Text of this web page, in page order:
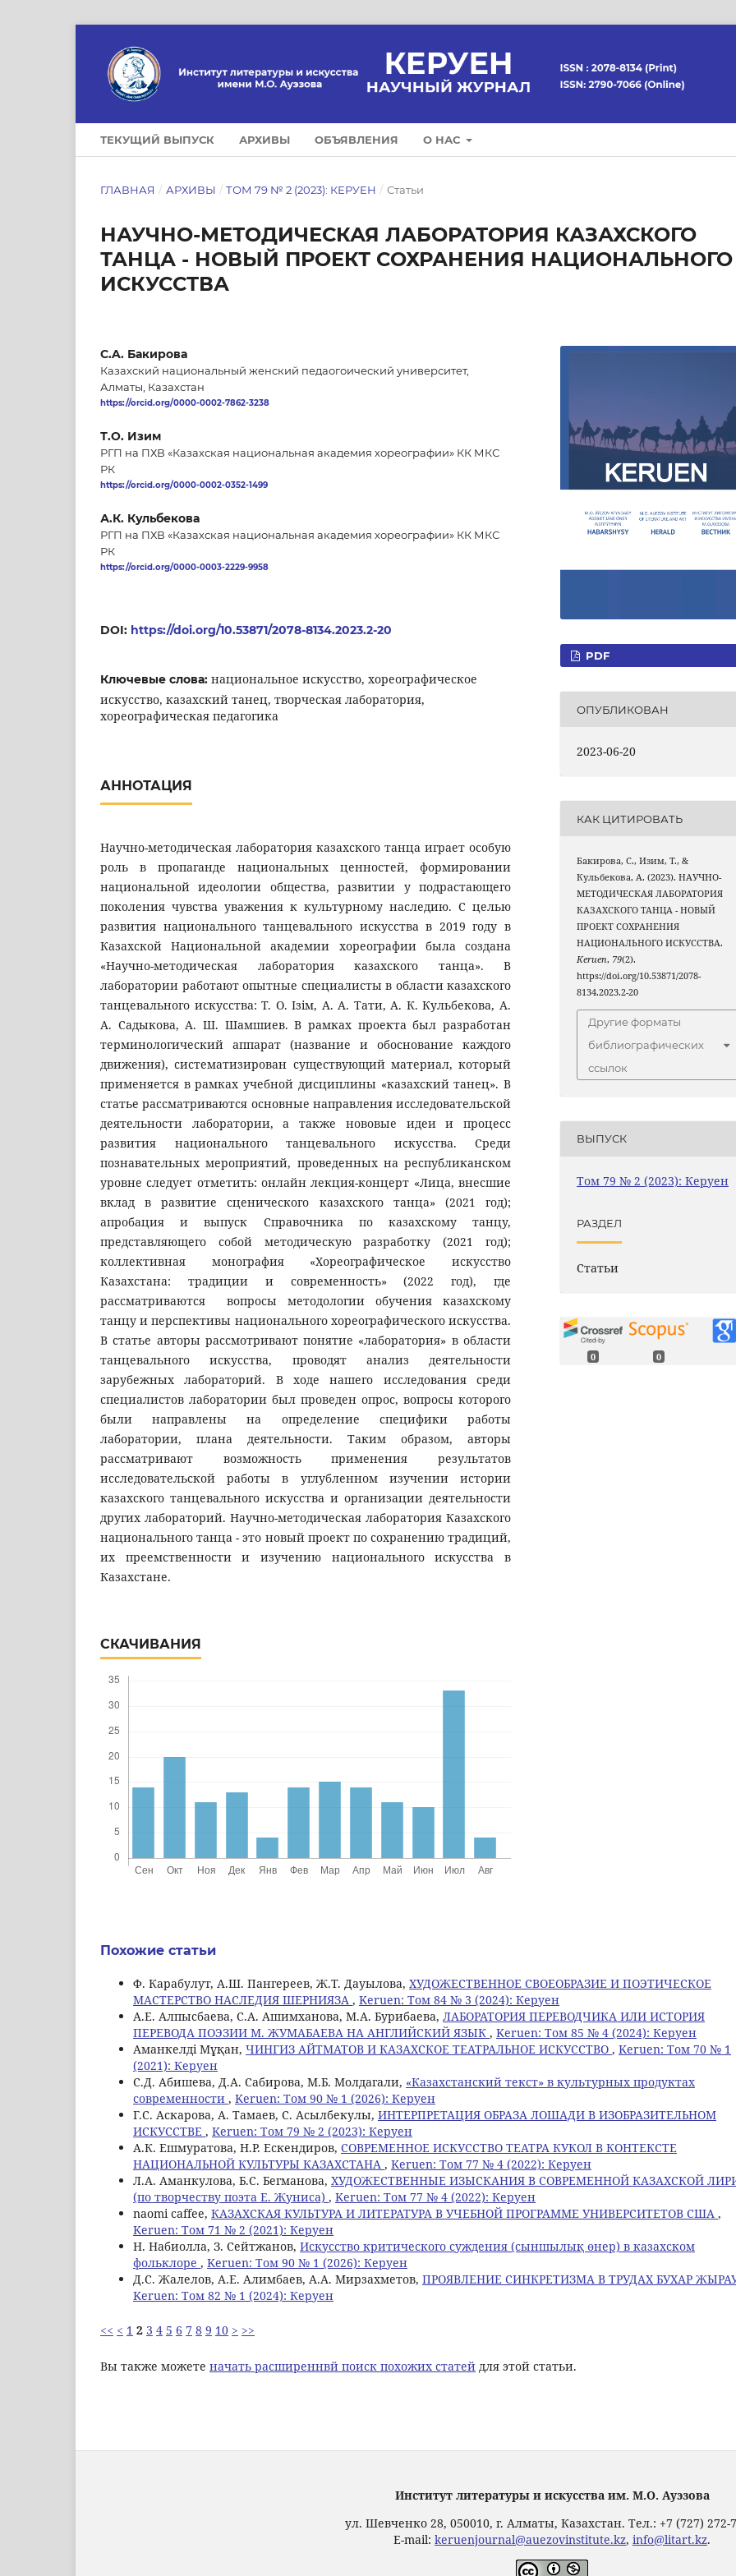
ТЕКУЩИЙ ВЫПУСК АРХИВЫ ОБЪЯВЛЕНИЯ О НАС
ГЛАВНАЯ / АРХИВЫ / ТОМ 79 № 2 (2023): КЕРУЕН / Статьи
НАУЧНО-МЕТОДИЧЕСКАЯ ЛАБОРАТОРИЯ КАЗАХСКОГО
ТАНЦА - НОВЫЙ ПРОЕКТ СОХРАНЕНИЯ НАЦИОНАЛЬНОГО
ИСКУССТВА
С.A. Бакирова
Казахский национальный женский педаогоический университет,
Алматы, Казахстан
https://orcid.org/0000-0002-7862-3238
Т.О. Изим
РГП на ПХВ «Казахская национальная академия хореографии» КК МКС
РК
https://orcid.org/0000-0002-0352-1499
А.К. Кульбекова
РГП на ПХВ «Казахская национальная академия хореографии» КК МКС
РК
https://orcid.org/0000-0003-2229-9958
DOI: https://doi.org/10.53871/2078-8134.2023.2-20
Ключевые слова: национальное искусство, хореографическое
искусство, казахский танец, творческая лаборатория,
хореографическая педагогика
АННОТАЦИЯ
Научно-методическая лаборатория казахского танца играет особую
роль в пропаганде национальных ценностей, формировании
национальной идеологии общества, развитии у подрастающего
поколения чувства уважения к культурному наследию. С целью
развития национального танцевального искусства в 2019 году в
Казахской Национальной академии хореографии была создана
«Научно-методическая лаборатория казахского танца». В
лаборатории работают опытные специалисты в области казахского
танцевального искусства: Т. О. Ізім, А. А. Тати, А. К. Кульбекова, А.
А. Садыкова, А. Ш. Шамшиев. В рамках проекта был разработан
терминологический аппарат (название и обоснование каждого
движения), систематизирован существующий материал, который
применяется в рамках учебной дисциплины «казахский танец». В
статье рассматриваются основные направления исследовательской
деятельности лаборатории, а также нововые идеи и процесс
развития национального танцевального искусства. Среди
познавательных мероприятий, проведенных на республиканском
уровне следует отметить: онлайн лекция-концерт «Лица, внесшие
вклад в развитие сценического казахского танца» (2021 год);
апробация и выпуск Справочника по казахскому танцу,
представляющего собой методическую разработку (2021 год);
коллективная монография «Хореографическое искусство
Казахстана: традиции и современность» (2022 год), где
рассматриваются вопросы методологии обучения казахскому
танцу и перспективы национального хореографического искусства.
В статье авторы рассмотривают понятие «лаборатория» в области
танцевального искусства, проводят анализ деятельности
зарубежных лабораторий. В ходе нашего исследования среди
специалистов лаборатории был проведен опрос, вопросы которого
были направлены на определение специфики работы
лаборатории, плана деятельности. Таким образом, авторы
рассматривают возможность применения результатов
исследовательской работы в углубленном изучении истории
казахского танцевального искусства и организации деятельности
других лабораторий. Научно-методическая лаборатория Казахского
национального танца - это новый проект по сохранению традиций,
их преемственности и изучению национального искусства в
Казахстане.
СКАЧИВАНИЯ
PDF
ОПУБЛИКОВАН
2023-06-20
КАК ЦИТИРОВАТЬ
Бакирова, С., Изим, Т., &
Кульбекова, А. (2023). НАУЧНО-
МЕТОДИЧЕСКАЯ ЛАБОРАТОРИЯ
КАЗАХСКОГО ТАНЦА - НОВЫЙ
ПРОЕКТ СОХРАНЕНИЯ
НАЦИОНАЛЬНОГО ИСКУССТВА.
Keruen, 79(2).
https://doi.org/10.53871/2078-
8134.2023.2-20
Другие форматы
библиографических
ссылок
ВЫПУСК
Том 79 № 2 (2023): Керуен
РАЗДЕЛ
Статьи
0 0
Похожие статьи
Ф. Карабулут, А.Ш. Пангереев, Ж.Т. Дауылова, ХУДОЖЕСТВЕННОЕ СВОЕОБРАЗИЕ И ПОЭТИЧЕСКОЕ
МАСТЕРСТВО НАСЛЕДИЯ ШЕРНИЯЗА , Keruen: Том 84 № 3 (2024): Керуен
А.Е. Алпысбаева, С.А. Ашимханова, М.А. Бурибаева, ЛАБОРАТОРИЯ ПЕРЕВОДЧИКА ИЛИ ИСТОРИЯ
ПЕРЕВОДА ПОЭЗИИ М. ЖУМАБАЕВА НА АНГЛИЙСКИЙ ЯЗЫК , Keruen: Том 85 № 4 (2024): Керуен
Аманкелді Мұқан, ЧИНГИЗ АЙТМАТОВ И КАЗАХСКОЕ ТЕАТРАЛЬНОЕ ИСКУССТВО , Keruen: Том 70 № 1
(2021): Керуен
С.Д. Абишева, Д.А. Сабирова, М.Б. Молдагали, «Казахстанский текст» в культурных продуктах
современности , Keruen: Том 90 № 1 (2026): Керуен
Г.С. Аскарова, А. Тамаев, C. Асылбекулы, ИНТЕРПРЕТАЦИЯ ОБРАЗА ЛОШАДИ В ИЗОБРАЗИТЕЛЬНОМ
ИСКУССТВЕ , Keruen: Том 79 № 2 (2023): Керуен
А.К. Ешмуратова, Н.Р. Ескендиров, СОВРЕМЕННОЕ ИСКУССТВО ТЕАТРА КУКОЛ В КОНТЕКСТЕ
НАЦИОНАЛЬНОЙ КУЛЬТУРЫ КАЗАХСТАНА , Keruen: Том 77 № 4 (2022): Керуен
Л.А. Аманкулова, Б.С. Бегманова, ХУДОЖЕСТВЕННЫЕ ИЗЫСКАНИЯ В СОВРЕМЕННОЙ КАЗАХСКОЙ
(по творчеству поэта Е. Жуниса) , Keruen: Том 77 № 4 (2022): Керуен
naomi caffee, КАЗАХСКАЯ КУЛЬТУРА И ЛИТЕРАТУРА В УЧЕБНОЙ ПРОГРАММЕ УНИВЕРСИТЕТОВ США ,
Keruen: Том 71 № 2 (2021): Керуен
Н. Набиолла, З. Сейтжанов, Искусство критического суждения (сыншылық өнер) в казахском
фольклоре , Keruen: Том 90 № 1 (2026): Керуен
Д.С. Жалелов, А.Е. Алимбаев, А.А. Мирзахметов, ПРОЯВЛЕНИЕ СИНКРЕТИЗМА В ТРУДАХ БУХАР
Keruen: Том 82 № 1 (2024): Керуен
<< < 1 2 3 4 5 6 7 8 9 10 > >>
Вы также можете начать расширеннвй поиск похожих статей для этой статьи.
Институт литературы и искусства им. М.О. Ауэзова
ул. Шевченко 28, 050010, г. Алматы, Казахстан. Тел.: +7 (727) 272-
E-mail: keruenjournal@auezovinstitute.kz, info@litart.kz.